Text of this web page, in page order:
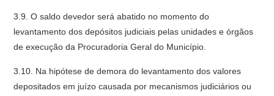
3.9. O saldo devedor será abatido no momento do
levantamento dos depósitos judiciais pelas unidades e órgãos
de execução da Procuradoria Geral do Município.
3.10. Na hipótese de demora do levantamento dos valores
depositados em juízo causada por mecanismos judiciários ou